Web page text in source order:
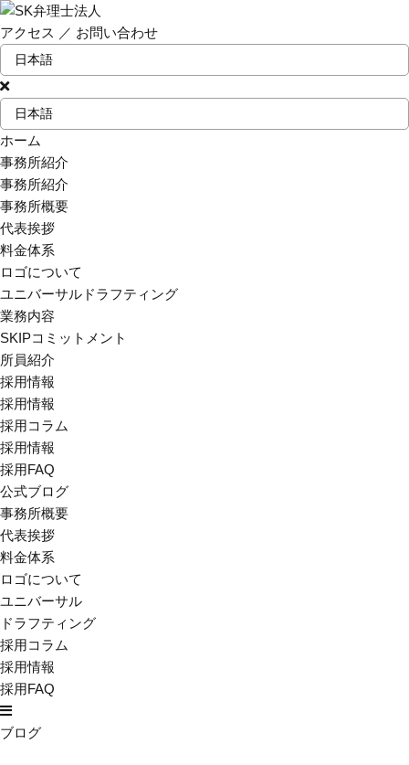
アクセス ／ お問い合わせ
ホーム
事務所紹介
事務所紹介
事務所概要
代表挨拶
料金体系
ロゴについて
ユニバーサルドラフティング
業務内容
SKIPコミットメント
所員紹介
採用情報
採用情報
採用コラム
採用情報
採用FAQ
公式ブログ
事務所概要
代表挨拶
料金体系
ロゴについて
ユニバーサル
ドラフティング
採用コラム
採用情報
採用FAQ
ブログ